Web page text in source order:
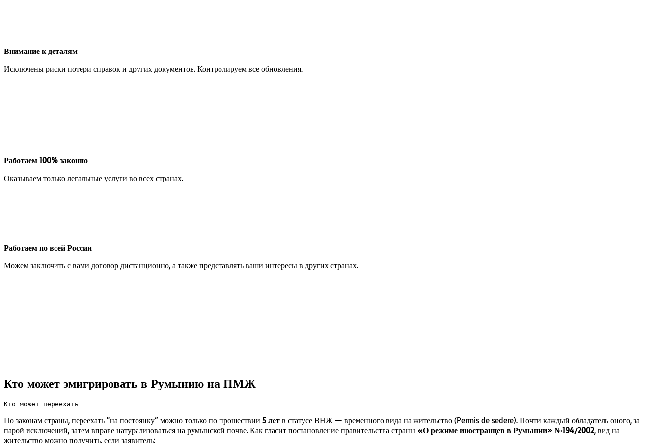
Внимание к деталям
Исключены риски потери справок и других документов. Контролируем все обновления.
Работаем 100% законно
Оказываем только легальные услуги во всех странах.
Работаем по всей России
Можем заключить с вами договор дистанционно, а также представлять ваши интересы в других странах.
Кто может эмигрировать в Румынию на ПМЖ
Кто может переехать
По законам страны, переехать “на постоянку” можно только по прошествии 5 лет в статусе ВНЖ — временного вида на жительство (Permis de ședere). Почти каждый обладатель оного, за
парой исключений, затем вправе натурализоваться на румынской почве. Как гласит постановление правительства страны «О режиме иностранцев в Румынии» №194/2002, вид на
жительство можно получить, если заявитель: